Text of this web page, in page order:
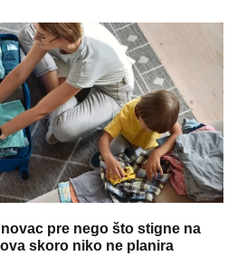
pre nego što stigne na
skoro niko ne planira